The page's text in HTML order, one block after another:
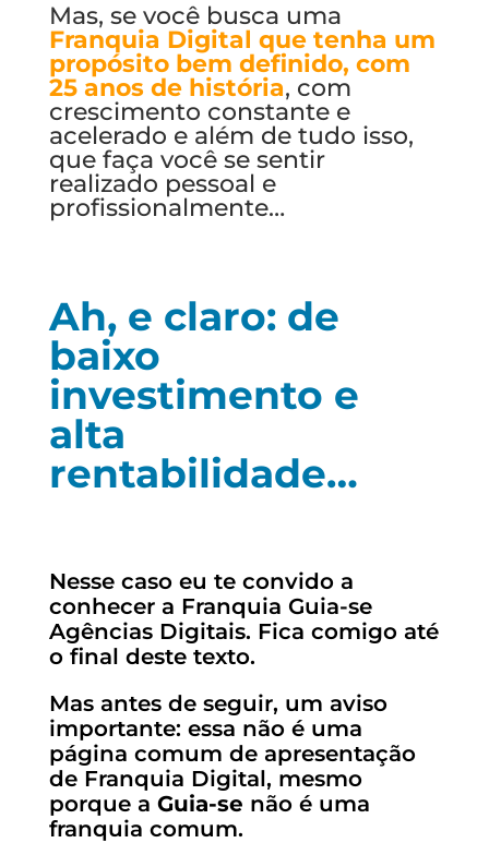
Mas, se você busca uma
Franquia Digital que tenha um
propósito bem definido, com
25 anos de história, com
crescimento constante e
acelerado e além de tudo isso,
que faça você se sentir
realizado pessoal e
profissionalmente…
Ah, e claro: de
baixo
investimento e
alta
rentabilidade…
Nesse caso eu te convido a
conhecer a Franquia Guia-se
Agências Digitais. Fica comigo até
o final deste texto.
Mas antes de seguir, um aviso
importante: essa não é uma
página comum de apresentação
de Franquia Digital, mesmo
porque a Guia-se não é uma
franquia comum.